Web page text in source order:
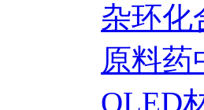
杂环化
原料药
OLED